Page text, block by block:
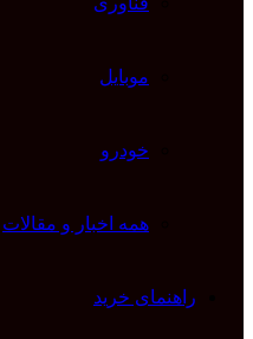
موبایل
خودرو
همه اخبار و مقالات
راهنمای خرید